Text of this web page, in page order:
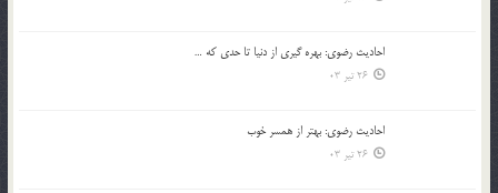
احادیث رضوی: بهره گیری از دنیا تا حدی که …
26 تیر 03
احادیث رضوی: بهتر از همسر خوب
26 تیر 03